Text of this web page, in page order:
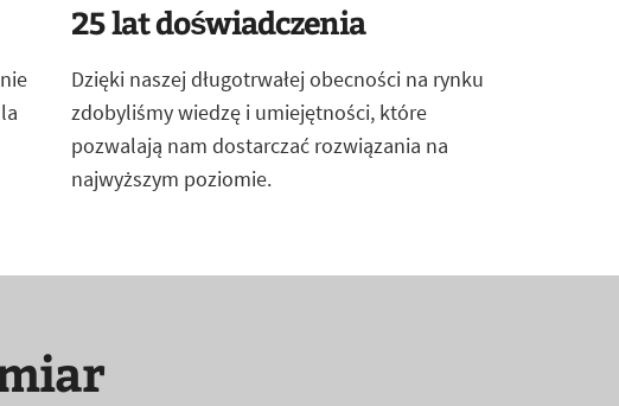
25 lat doświadczenia
Dzięki naszej długotrwałej obecności na rynku
zdobyliśmy wiedzę i umiejętności, które
pozwalają nam dostarczać rozwiązania na
najwyższym poziomie.